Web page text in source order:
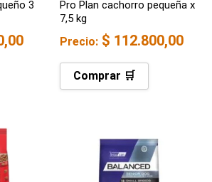
3
Pro Plan cachorro pequeña x
7,5 kg
Precio: $ 112.800,00
Comprar 🛒